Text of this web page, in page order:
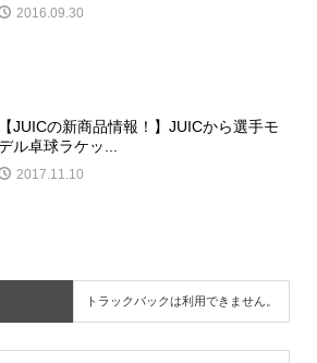
2016.09.30
【JUICの新商品情報！】JUICから選手モ
ル卓球ラケッ...
2017.11.10
トラックバックは利用できません。